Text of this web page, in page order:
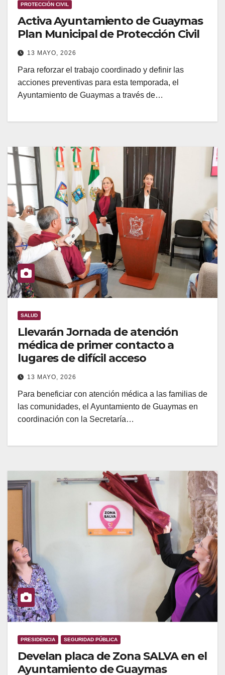
PROTECCIÓN CIVIL
Activa Ayuntamiento de Guaymas
Plan Municipal de Protección Civil
13 MAYO, 2026
Para reforzar el trabajo coordinado y definir las
acciones preventivas para esta temporada, el
Ayuntamiento de Guaymas a través de…
SALUD
Llevarán Jornada de atención
médica de primer contacto a
lugares de difícil acceso
13 MAYO, 2026
Para beneficiar con atención médica a las familias de
las comunidades, el Ayuntamiento de Guaymas en
coordinación con la Secretaría…
PRESIDENCIA SEGURIDAD PÚBLICA
Develan placa de Zona SALVA en el
Ayuntamiento de Guaymas